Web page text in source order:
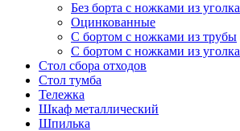
Без борта с ножками из уголка
Оцинкованные
С бортом с ножками из трубы
С бортом с ножками из уголка
Стол сбора отходов
Стол тумба
Тележка
Шкаф металлический
Шпилька